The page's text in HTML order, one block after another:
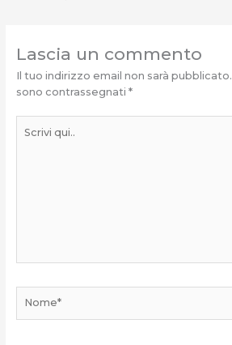
Lascia un commento
Il tuo indirizzo email non sarà pubblicato.
sono contrassegnati *
qui..